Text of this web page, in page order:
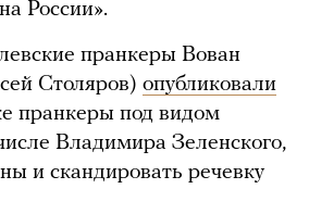
России».
пранкеры Вован
Столяров) опубликовали
пранкеры под видом
Владимира Зеленского,
и скандировать речевку